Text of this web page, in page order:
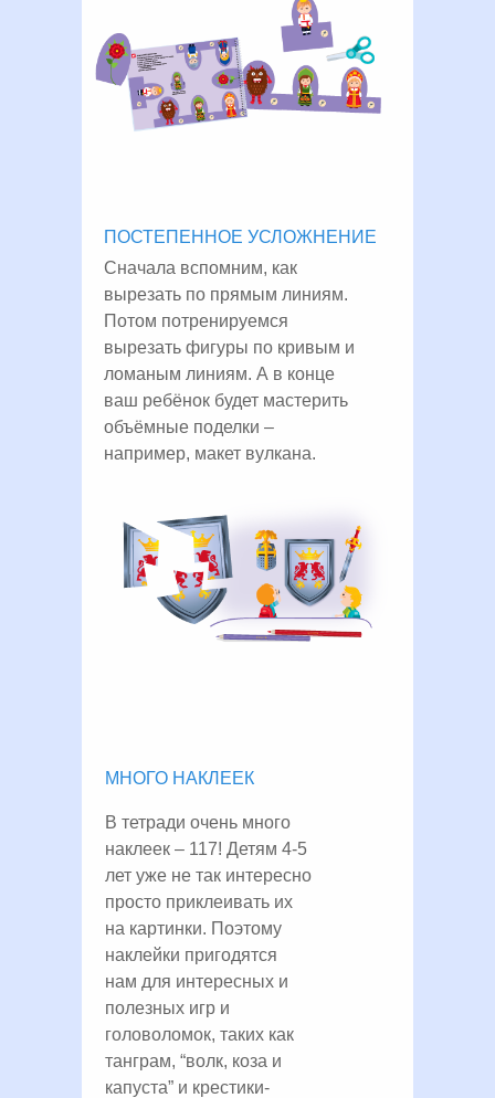
ПОСТЕПЕННОЕ УСЛОЖНЕНИЕ
МНОГО НАКЛЕЕК
В тетради очень много
наклеек – 117! Детям 4-5
лет уже не так интересно
просто приклеивать их
на картинки. Поэтому
наклейки пригодятся
нам для интересных и
полезных игр и
головоломок, таких как
танграм, “волк, коза и
капуста” и крестики-
Сначала вспомним, как
вырезать по прямым линиям.
Потом потренируемся
вырезать фигуры по кривым и
ломаным линиям. А в конце
ваш ребёнок будет мастерить
объёмные поделки –
например, макет вулкана.